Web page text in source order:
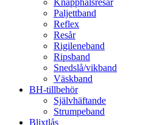
Knapphålsresår
Paljettband
Reflex
Resår
Rigileneband
Ripsband
Snedslå/vikband
Väskband
BH-tillbehör
Självhäftande
Strumpeband
Blixtlås